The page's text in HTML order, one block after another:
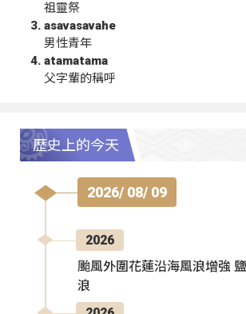
祖靈祭
asavasavahe
男性青年
atamatama
父字輩的稱呼
歷史上的今天
2026/ 08/ 09
2026
颱風外圍花蓮沿海風浪增強
浪